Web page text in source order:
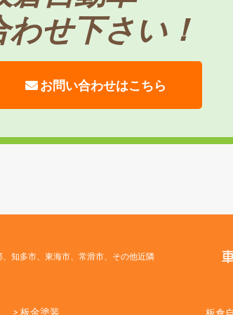
せ下さい！
お問い合わせはこちら
知多市、東海市、常滑市、その他近隣
> 板金塗装 板倉